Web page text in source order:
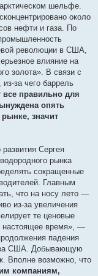
шельфе.
около
нефти и газа. По
революции в США,
влияние на
золота». В связи с
за чего баррель
правильно для
опять
значит
Сергея
рынка
сокращенные
Главным
что на носу лето —
из-за увеличения
те ценовые
настоящее время», —
падения
за США. Добывающую
Вполне возможно, что
компаниям,